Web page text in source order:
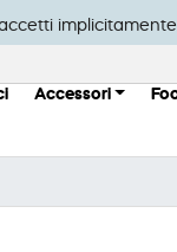
Accessori